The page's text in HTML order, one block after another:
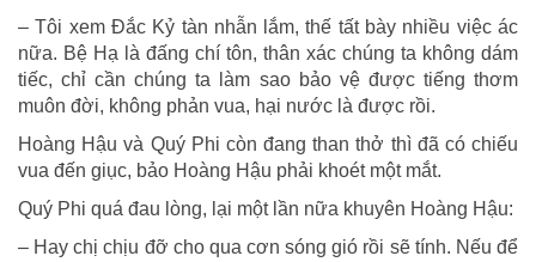
– Tôi xem Ðắc Kỷ tàn nhẫn lắm, thế tất bày nhiều việc ác
nữa. Bệ Hạ là đấng chí tôn, thân xác chúng ta không dám
tiếc, chỉ cần chúng ta làm sao bảo vệ được tiếng thơm
muôn đời, không phản vua, hại nước là được rồi.
Hoàng Hậu và Quý Phi còn đang than thở thì đã có chiếu
vua đến giục, bảo Hoàng Hậu phải khoét một mắt.
Quý Phi quá đau lòng, lại một lần nữa khuyên Hoàng Hậu:
– Hay chị chịu đỡ cho qua cơn sóng gió rồi sẽ tính. Nếu để